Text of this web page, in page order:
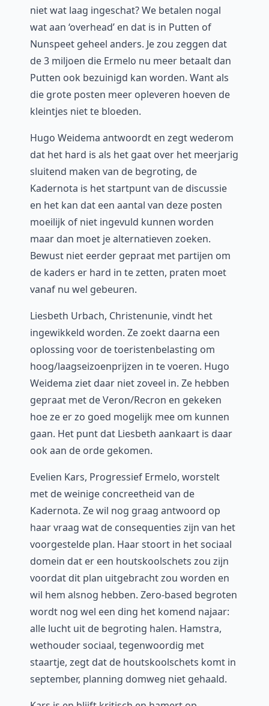
niet wat laag ingeschat? We betalen nogal
wat aan ‘overhead’ en dat is in Putten of
Nunspeet geheel anders. Je zou zeggen dat
de 3 miljoen die Ermelo nu meer betaalt dan
Putten ook bezuinigd kan worden. Want als
die grote posten meer opleveren hoeven de
kleintjes niet te bloeden.
Hugo Weidema antwoordt en zegt wederom
dat het hard is als het gaat over het meerjarig
sluitend maken van de begroting, de
Kadernota is het startpunt van de discussie
en het kan dat een aantal van deze posten
moeilijk of niet ingevuld kunnen worden
maar dan moet je alternatieven zoeken.
Bewust niet eerder gepraat met partijen om
de kaders er hard in te zetten, praten moet
vanaf nu wel gebeuren.
Liesbeth Urbach, Christenunie, vindt het
ingewikkeld worden. Ze zoekt daarna een
oplossing voor de toeristenbelasting om
hoog/laagseizoenprijzen in te voeren. Hugo
Weidema ziet daar niet zoveel in. Ze hebben
gepraat met de Veron/Recron en gekeken
hoe ze er zo goed mogelijk mee om kunnen
gaan. Het punt dat Liesbeth aankaart is daar
ook aan de orde gekomen.
Evelien Kars, Progressief Ermelo, worstelt
met de weinige concreetheid van de
Kadernota. Ze wil nog graag antwoord op
haar vraag wat de consequenties zijn van het
voorgestelde plan. Haar stoort in het sociaal
domein dat er een houtskoolschets zou zijn
voordat dit plan uitgebracht zou worden en
wil hem alsnog hebben. Zero-based begroten
wordt nog wel een ding het komend najaar:
alle lucht uit de begroting halen. Hamstra,
wethouder sociaal, tegenwoordig met
staartje, zegt dat de houtskoolschets komt in
september, planning domweg niet gehaald.